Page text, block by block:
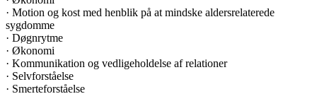
· Motion og kost med henblik på at mindske aldersrelaterede
sygdomme
· Døgnrytme
· Økonomi
· Kommunikation og vedligeholdelse af relationer
· Selvforståelse
· Smerteforståelse